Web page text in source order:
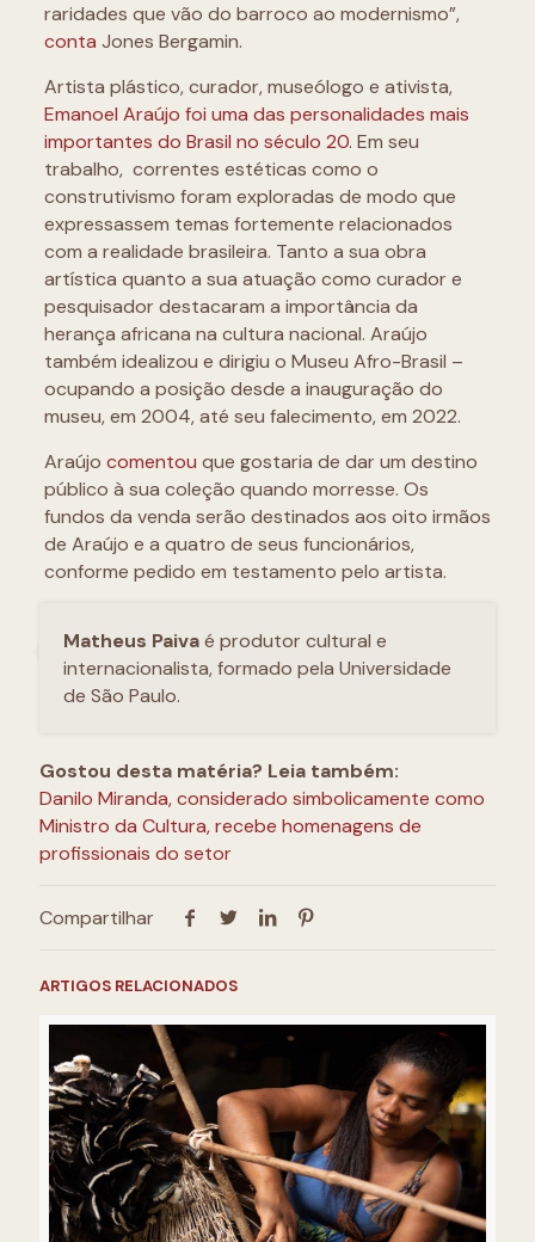
raridades que vão do barroco ao modernismo”,
conta Jones Bergamin.
Artista plástico, curador, museólogo e ativista,
Emanoel Araújo foi uma das personalidades mais
importantes do Brasil no século 20. Em seu
trabalho, correntes estéticas como o
construtivismo foram exploradas de modo que
expressassem temas fortemente relacionados
com a realidade brasileira. Tanto a sua obra
artística quanto a sua atuação como curador e
pesquisador destacaram a importância da
herança africana na cultura nacional. Araújo
também idealizou e dirigiu o Museu Afro-Brasil –
ocupando a posição desde a inauguração do
museu, em 2004, até seu falecimento, em 2022.
Araújo comentou que gostaria de dar um destino
público à sua coleção quando morresse. Os
fundos da venda serão destinados aos oito irmãos
de Araújo e a quatro de seus funcionários,
conforme pedido em testamento pelo artista.
Matheus Paivaé produtor cultural e
internacionalista, formado pela Universidade
de São Paulo.
Gostou desta matéria? Leia também:
Danilo Miranda, considerado simbolicamente como
Ministro da Cultura, recebe homenagens de
profissionais do setor
Compartilhar
ARTIGOS RELACIONADOS